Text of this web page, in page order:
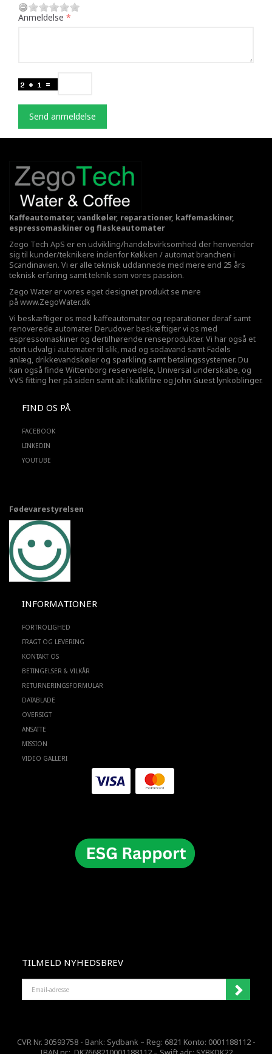
Anmeldelse
Send anmeldelse
Kaffeautomater, vandkøler, reparationer, kaffemaskiner,
espressomaskiner og flaskeautomater
Zego Tech ApS er en udvikling/handelsvirksomhed der henvender
sig til kunder/teknikere indenfor Køkken / automat branchen i
Scandinavien. Vi er alle teknisk uddannede med mere end 25 års
teknisk erfaring samt teknik som vores passion.
Zego Water er vores eget designet produkt se mere
på www.ZegoWater.dk
Vi beskæftiger os med kaffeautomater og reparationer deraf samt
renoverede automater. Derudover beskæftiger vi os med
espressomaskiner og dertilhørende renseprodukter. Vi har også et
stort udvalg i automater til slik, mad og sodavand samt Fadøls
anlæg, drikkevandskøler og sparkling samt betalingssystemer. Du
kan også finde Wittenborg reservedele, Universal underskabe, og
VVS fitting her på siden samt alt i kalkfiltre og John Guest lynkoblinger.
FIND OS PÅ
FACEBOOK
LINKEDIN
YOUTUBE
Fødevarestyrelsen
INFORMATIONER
FORTROLIGHED
FRAGT OG LEVERING
KONTAKT OS
BETINGELSER & VILKÅR
RETURNERINGSFORMULAR
DATABLADE
OVERSIGT
ANSATTE
MISSION
VIDEO GALLERI
TILMELD NYHEDSBREV
ADRESSE
CVR Nr. 30593758 - Bank: Sydbank – Reg: 6821 Konto: 0001188112 -